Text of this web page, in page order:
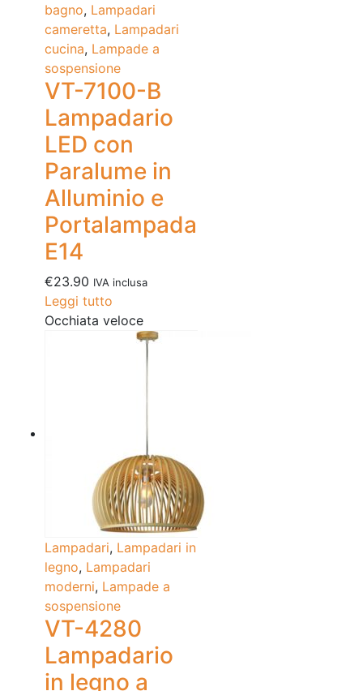
bagno, Lampadari
cameretta, Lampadari
cucina, Lampade a
sospensione
VT-7100-B
Lampadario
LED con
Paralume in
Alluminio e
Portalampada
E14
€23.90 IVA inclusa
Leggi tutto
Occhiata veloce
Lampadari, Lampadari in
legno, Lampadari
moderni, Lampade a
sospensione
VT-4280
Lampadario
in legno a